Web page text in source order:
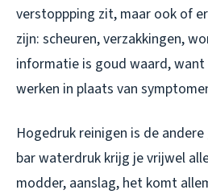
verstoppping zit, maar ook of
zijn: scheuren, verzakkingen,
informatie is goud waard,
werken in plaats van
Hogedruk reinigen is de
bar waterdruk krijg je vrijwel
modder, aanslag, het komt